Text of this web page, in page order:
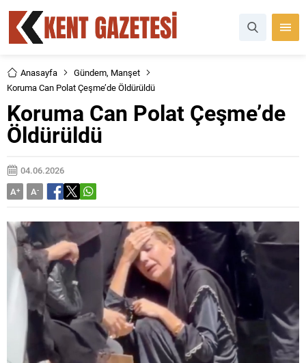
Anasayfa Gündem, Manşet
Koruma Can Polat Çeşme’de Öldürüldü
Koruma Can Polat Çeşme’de
Öldürüldü
04.06.2026
A+ A-